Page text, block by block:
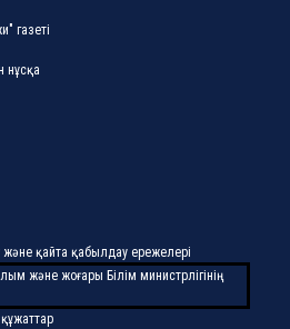
газеті
нұсқа
қайта қабылдау ережелері
және жоғары Білім министрлігінің
құжаттар